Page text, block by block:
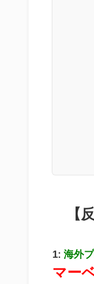
【
1: 海外
マー